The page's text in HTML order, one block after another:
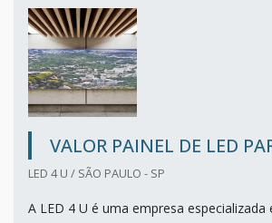
VALOR PAINEL DE LED
LED 4 U / SÃO PAULO - SP
A LED 4 U é uma empresa especializada